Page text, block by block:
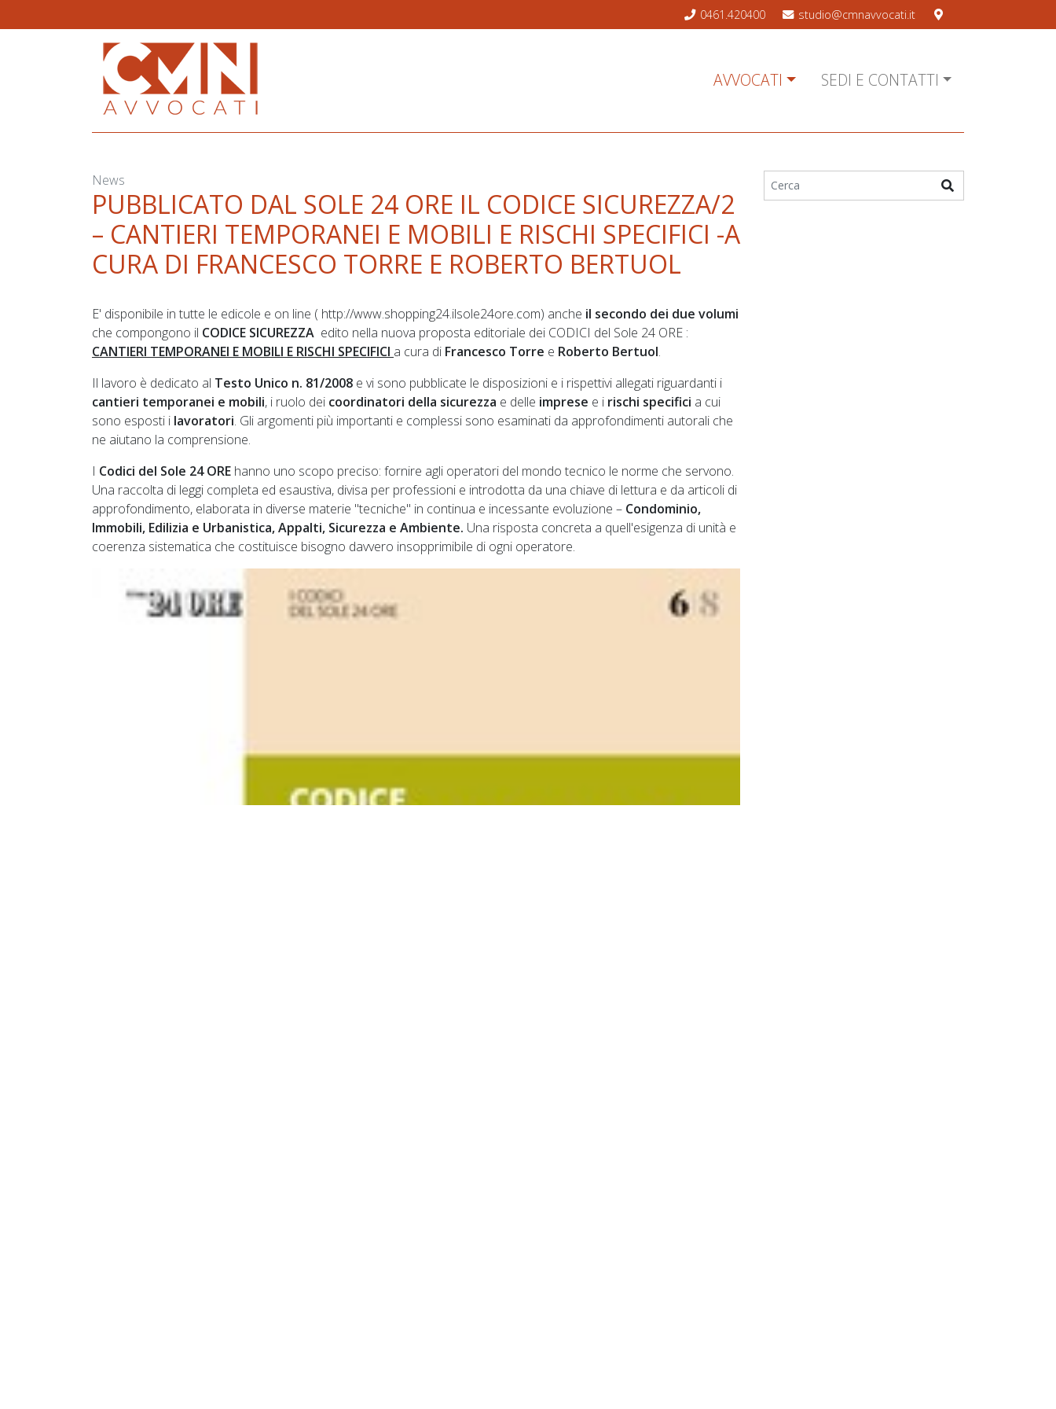
0461.420400 studio@cmnavvocati.it
to
content
AVVOCATI SEDI E CONTATTI
News
PUBBLICATO DAL SOLE 24 ORE IL CODICE SICUREZZA/2
– CANTIERI TEMPORANEI E MOBILI E RISCHI SPECIFICI -A
CURA DI FRANCESCO TORRE E ROBERTO BERTUOL
E' disponibile in tutte le edicole e on line ( http://www.shopping24.ilsole24ore.com) anche il secondo dei due volumi
che compongono il CODICE SICUREZZA edito nella nuova proposta editoriale dei CODICI del Sole 24 ORE :
CANTIERI TEMPORANEI E MOBILI E RISCHI SPECIFICI a cura di Francesco Torre e Roberto Bertuol.
Il lavoro è dedicato al Testo Unico n. 81/2008 e vi sono pubblicate le disposizioni e i rispettivi allegati riguardanti i
cantieri temporanei e mobili, i ruolo dei coordinatori della sicurezza e delle imprese e i rischi specifici a cui
sono esposti i lavoratori. Gli argomenti più importanti e complessi sono esaminati da approfondimenti autorali che
ne aiutano la comprensione.
I Codici del Sole 24 ORE hanno uno scopo preciso: fornire agli operatori del mondo tecnico le norme che servono.
Una raccolta di leggi completa ed esaustiva, divisa per professioni e introdotta da una chiave di lettura e da articoli di
approfondimento, elaborata in diverse materie "tecniche" in continua e incessante evoluzione – Condominio,
Immobili, Edilizia e Urbanistica, Appalti, Sicurezza e Ambiente. Una risposta concreta a quell'esigenza di unità e
coerenza sistematica che costituisce bisogno davvero insopprimibile di ogni operatore.